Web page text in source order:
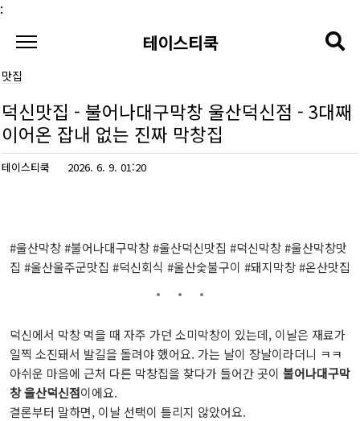
:
본문 바로가기
테이스티쿡
맛집
덕신맛집 - 불어나대구막창 울산덕신점 - 3대째
이어온 잡내 없는 진짜 막창집
테이스티쿡 2026. 6. 9. 01:20
#울산막창 #불어나대구막창 #울산덕신맛집 #덕신막창 #울산막창맛
집 #울산울주군맛집 #덕신회식 #울산숯불구이 #돼지막창 #온산맛집
덕신에서 막창 먹을 때 자주 가던 소미막창이 있는데, 이날은 재료가
일찍 소진돼서 발길을 돌려야 했어요. 가는 날이 장날이라더니 ㅋㅋ
아쉬운 마음에 근처 다른 막창집을 찾다가 들어간 곳이 불어나대구막
창 울산덕신점이에요.
결론부터 말하면, 이날 선택이 틀리지 않았어요.